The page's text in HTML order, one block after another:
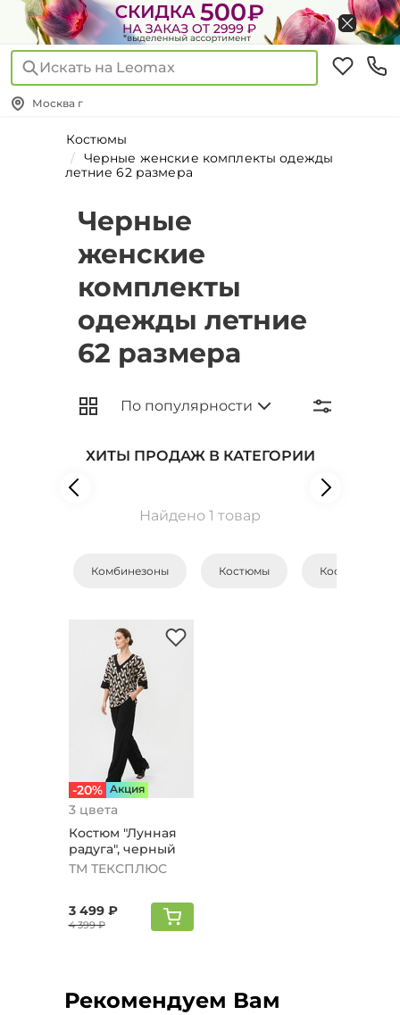
Искать на Leomax
Москва г
Костюмы
Черные женские комплекты одежды
летние 62 размера
Черные
женские
комплекты
одежды летние
62 размера
ХИТЫ ПРОДАЖ В КАТЕГОРИИ
Найдено 1 товар
Комбинезоны Костюмы Костюмы с
-20% Aкция
3 цвета
Костюм "Лунная
радуга", черный
ТМ ТЕКСПЛЮС
3 499 ₽
4 399 ₽
Рекомендуем Вам